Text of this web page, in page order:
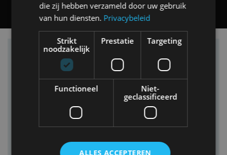
Vind je auto in onze database
die zij hebben verzameld door uw gebruik
van hun diensten. Privacybeleid
Strikt
noodzakelijk
Prestatie Targeting
Functioneel
Niet-
geclassificeerd
ALLES ACCEPTEREN